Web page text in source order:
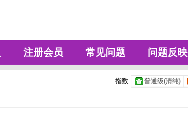
注册会员 常见问题 问题反映
指数 普通级(清纯)